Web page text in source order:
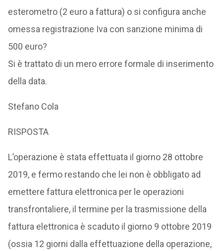
esterometro (2 euro a fattura) o si configura anche
omessa registrazione Iva con sanzione minima di
500 euro?
Si è trattato di un mero errore formale di inserimento
della data.
Stefano Cola
RISPOSTA
L’operazione è stata effettuata il giorno 28 ottobre
2019, e fermo restando che lei non è obbligato ad
emettere fattura elettronica per le operazioni
transfrontaliere, il termine per la trasmissione della
fattura elettronica è scaduto il giorno 9 ottobre 2019
(ossia 12 giorni dalla effettuazione della operazione,